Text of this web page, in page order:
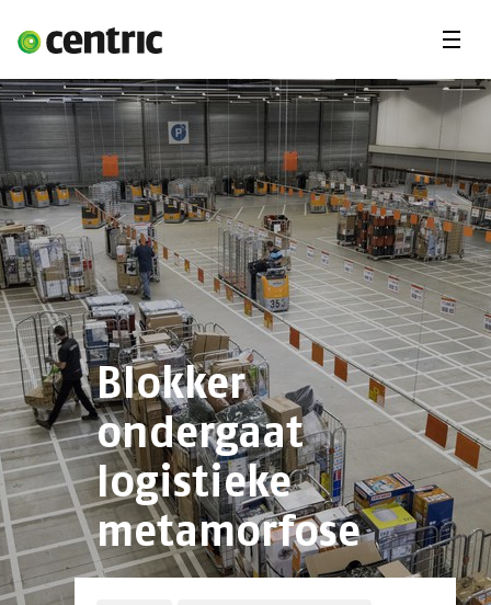
Oplossingen
Branches
Over Centric
Contact
Careers
Insights
Blokker
ondergaat
logistieke
metamorfose